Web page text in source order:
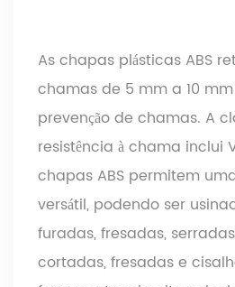
As chapas plásticas ABS
chamas de 5 mm a 10
prevenção de chamas. A
resistência à chama inclui
chapas ABS permitem
versátil, podendo ser
furadas, fresadas,
cortadas, fresadas e